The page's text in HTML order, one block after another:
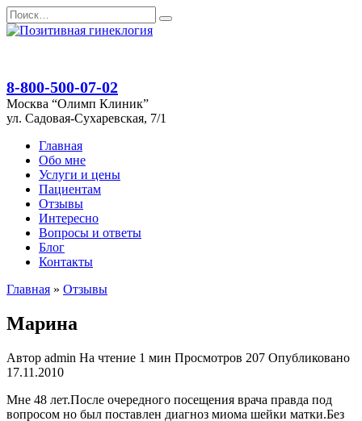
Перейти
к
Search
for:
8-800-500-07-02
Москва “Олимп Клиник”
ул. Садовая-Сухаревская, 7/1
Главная
Обо мне
Услуги и цены
Пациентам
Отзывы
Интересно
Вопросы и ответы
Блог
Контакты
Главная » Отзывы
Марина
Автор admin На чтение 1 мин Просмотров 207 Опубликовано
17.11.2010
Мне 48 лет.После очередного посещения врача правда под
вопросом но был поставлен диагноз миома шейки матки.Без